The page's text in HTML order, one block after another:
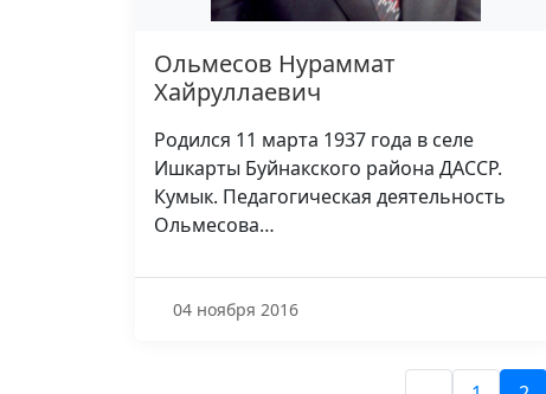
Ольмесов Нураммат
Хайруллаевич
Родился 11 марта 1937 года в селе
Ишкарты Буйнакского района ДАССР.
Кумык. Педагогическая деятельность
Ольмесова…
04 ноября 2016